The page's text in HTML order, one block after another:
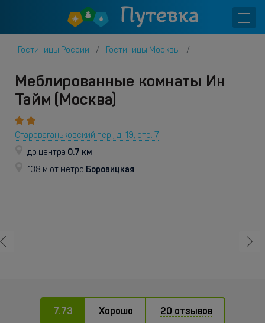
Гостиницы России Гостиницы Москвы
Меблированные комнаты Ин
Тайм (Москва)
Староваганьковский пер., д. 19, стр. 7
до центра 0.7 км
138 м от метро Боровицкая
7.73 Хорошо 20 отзывов